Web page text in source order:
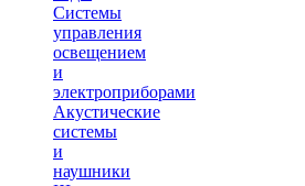
Системы
управления
освещением
и
электроприборами
Акустические
системы
и
наушники